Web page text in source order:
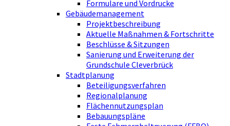
Formulare und Vordrucke
Gebäudemanagement
Projektbeschreibung
Aktuelle Maßnahmen & Fortschritte
Beschlüsse & Sitzungen
Sanierung und Erweiterung der
Grundschule Cleverbrück
Stadtplanung
Beteiligungsverfahren
Regionalplanung
Flächennutzungsplan
Bebauungspläne